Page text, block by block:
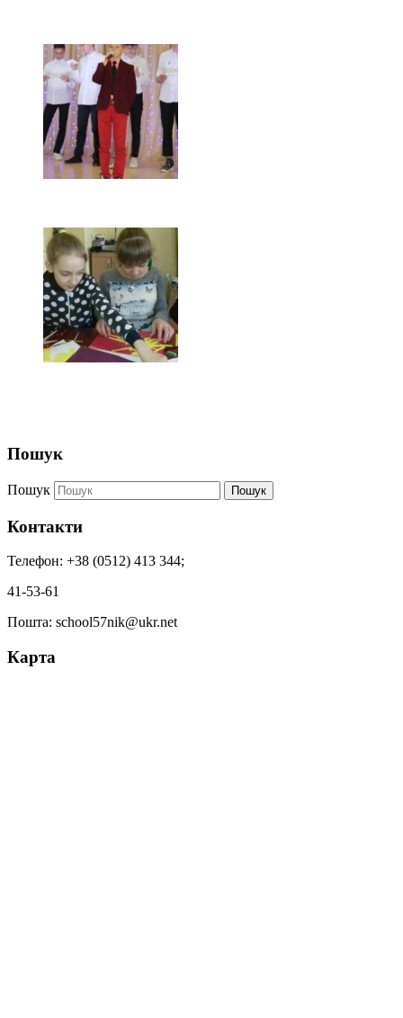
Пошук
Пошук Пошук
Контакти
Телефон: +38 (0512) 413 344;
41-53-61
Пошта: school57nik@ukr.net
Карта